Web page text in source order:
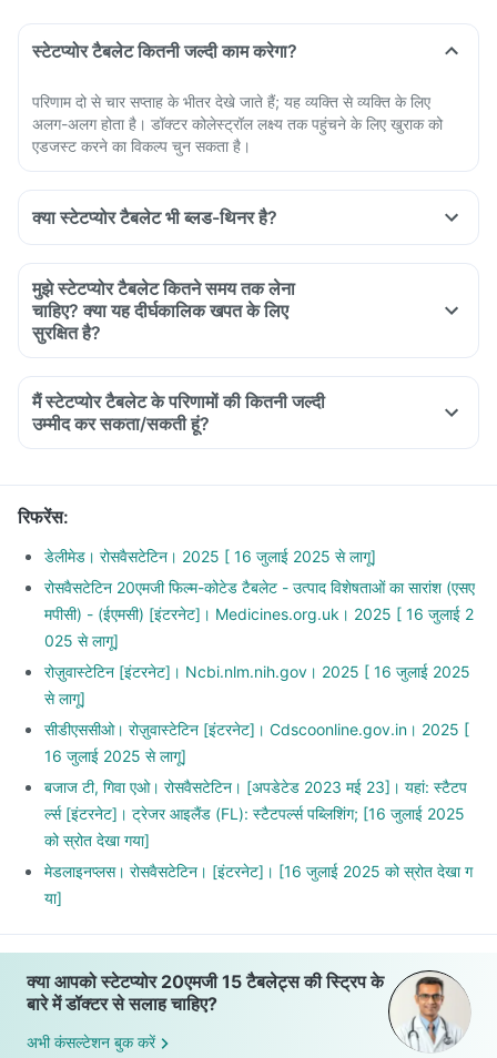
स्टेटप्योर टैबलेट कितनी जल्दी काम करेगा?
परिणाम दो से चार सप्ताह के भीतर देखे जाते हैं; यह व्यक्ति से व्यक्ति के लिए
अलग-अलग होता है। डॉक्टर कोलेस्ट्रॉल लक्ष्य तक पहुंचने के लिए खुराक को
एडजस्ट करने का विकल्प चुन सकता है।
क्या स्टेटप्योर टैबलेट भी ब्लड-थिनर है?
मुझे स्टेटप्योर टैबलेट कितने समय तक लेना
चाहिए? क्या यह दीर्घकालिक खपत के लिए
सुरक्षित है?
मैं स्टेटप्योर टैबलेट के परिणामों की कितनी जल्दी
उम्मीद कर सकता/सकती हूं?
रिफरेंस:
डेलीमेड। रोसवैसटेटिन। 2025 [ 16 जुलाई 2025 से लागू]
रोसवैसटेटिन 20एमजी फिल्म-कोटेड टैबलेट - उत्पाद विशेषताओं का सारांश (एसए
मपीसी) - (ईएमसी) [इंटरनेट]। Medicines.org.uk। 2025 [ 16 जुलाई 2
025 से लागू]
रोज़ुवास्टेटिन [इंटरनेट]। Ncbi.nlm.nih.gov। 2025 [ 16 जुलाई 2025
से लागू]
सीडीएससीओ। रोज़ुवास्टेटिन [इंटरनेट]। Cdscoonline.gov.in। 2025 [
16 जुलाई 2025 से लागू]
बजाज टी, गिवा एओ। रोसवैसटेटिन। [अपडेटेड 2023 मई 23]। यहां: स्टैटप
र्ल्स [इंटरनेट]। ट्रेजर आइलैंड (FL): स्टैटपर्ल्स पब्लिशिंग; [16 जुलाई 2025
को स्रोत देखा गया]
मेडलाइनप्लस। रोसवैसटेटिन। [इंटरनेट]। [16 जुलाई 2025 को स्रोत देखा ग
या]
क्या आपको स्टेटप्योर 20एमजी 15 टैबलेट्स की स्ट्रिप के
बारे में डॉक्टर से सलाह चाहिए?
अभी कंसल्टेशन बुक करें